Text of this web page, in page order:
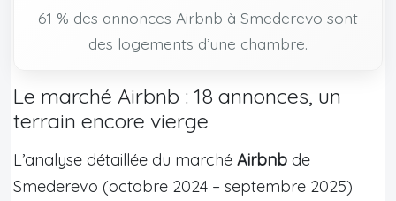
61 % des annonces Airbnb à Smederevo sont
des logements d’une chambre.
Le marché Airbnb : 18 annonces, un
terrain encore vierge
L’analyse détaillée du marché Airbnb de
Smederevo (octobre 2024 – septembre 2025)